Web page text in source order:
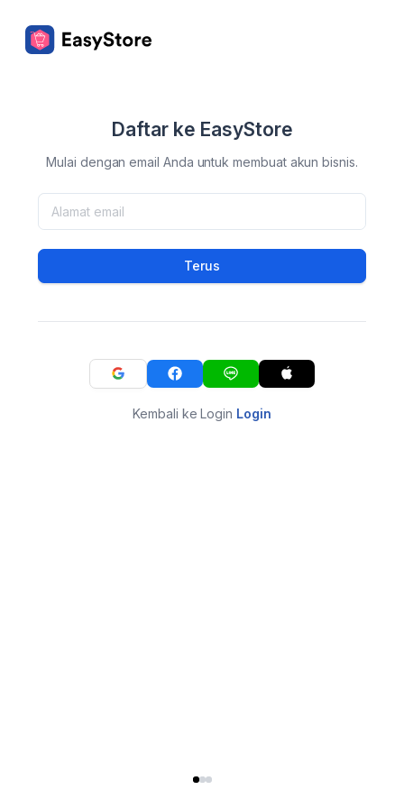
Daftar ke EasyStore
Mulai dengan email Anda untuk membuat akun bisnis.
Terus
Kembali ke Login Login